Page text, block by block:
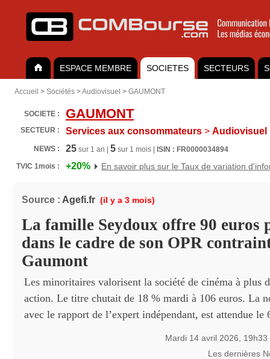
ESPACE MEMBRE SOCIETES SECTEURS
Accueil > Sociétés >Audiovisuel > GAUMONT
SOCIETE : GAUMONT
SECTEUR : Services aux consommateurs > Audiovisuel
NEWS : 25 sur 1 an | 5 sur 1 mois |
ISIN : FR0000034894
TVIC 1mois :
+20% En savoir plus sur le Taux de variation
Source : Agefi.fr (il y a 3 mois)
La famille Seydoux offre 90 euros
dans le cadre de son OPR
Gaumont
Les minoritaires valorisent la société de cinéma à plus
action. Le titre chutait de 18 % mardi à 106 euros. La
avec le rapport de l’expert indépendant, est attendue le
Mardi 14 avril 2026,
Les dernières